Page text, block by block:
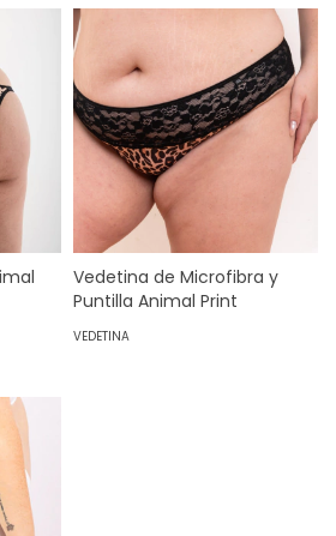
Vedetina de Microfibra y
Puntilla Animal Print
VEDETINA